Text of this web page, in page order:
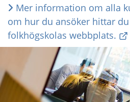
Mer information om alla
om hur du ansöker hittar
folkhögskolas webbplats.